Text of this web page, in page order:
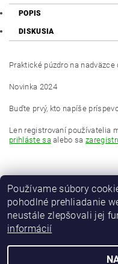
POPIS
DISKUSIA
Praktické púzdro na
Novinka 2024
Buďte prvý, kto napíše
Len registrovaní používatelia
prihláste sa alebo sa
Používame súbory
pohodlné prehliadanie
neustále zlepšovali jej
informácií